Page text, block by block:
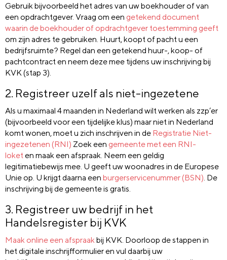
Gebruik bijvoorbeeld het adres van uw boekhouder of van
een opdrachtgever. Vraag om een getekend document
waarin de boekhouder of opdrachtgever toestemming geeft
om zijn adres te gebruiken. Huurt, koopt of pacht u een
bedrijfsruimte? Regel dan een getekend huur-, koop- of
pachtcontract en neem deze mee tijdens uw inschrijving bij
KVK (stap 3).
2. Registreer uzelf als niet-ingezetene
Als u maximaal 4 maanden in Nederland wilt werken als zzp’er
(bijvoorbeeld voor een tijdelijke klus) maar niet in Nederland
komt wonen, moet u zich inschrijven in de Registratie Niet-
ingezetenen (RNI) Zoek een gemeente met een RNI-
loketen maak een afspraak. Neem een geldig
legitimatiebewijs mee. U geeft uw woonadres in de Europese
Unie op. U krijgt daarna een burgerservicenummer (BSN). De
inschrijving bij de gemeente is gratis.
3. Registreer uw bedrijf in het
Handelsregister bij KVK
Maak online een afspraakbij KVK. Doorloop de stappen in
het digitale inschrijfformulier en vul daarbij uw